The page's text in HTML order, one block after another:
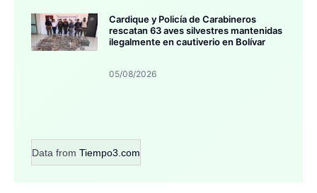
Cardique y Policía de Carabineros
rescatan 63 aves silvestres mantenidas
ilegalmente en cautiverio en Bolívar
05/08/2026
Data from Tiempo3.com